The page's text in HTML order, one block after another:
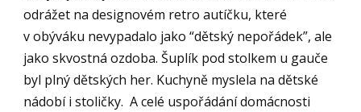
odrážet na designovém retro autíčku, které
v obýváku nevypadalo jako “dětský nepořádek”, ale
jako skvostná ozdoba. Šuplík pod stolkem u gauče
byl plný dětských her. Kuchyně myslela na dětské
nádobí i stoličky. A celé uspořádání domácnosti